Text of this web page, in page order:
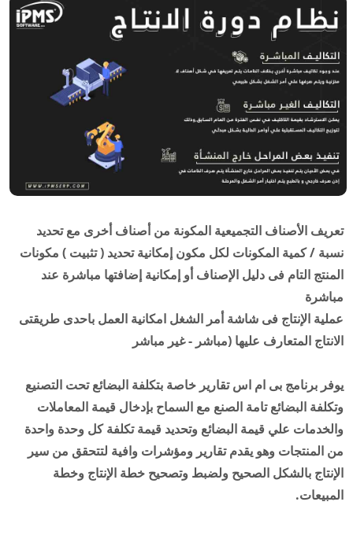
تعريف الأصناف التجميعية المكونة من أصناف أخرى مع تحديد
نسبة / كمية المكونات لكل مكون إمكانية تحديد ( تثبيت ) مكونات
المنتج التام فى دليل الإصناف أو إمكانية إضافتها مباشرة عند
مباشرة
عملية الإنتاج فى شاشة أمر الشغل امكانية العمل باحدى طريقتى
الانتاج المتعارف عليها (مباشر - غير مباشر
يوفر برنامج بى ام اس تقارير خاصة بتكلفة البضائع تحت التصنيع
وتكلفة البضائع تامة الصنع مع السماح بإدخال قيمة المعاملات
والخدمات علي قيمة البضائع وتحديد قيمة تكلفة كل وحدة واحدة
من المنتجات وهو يقدم تقارير ومؤشرات وافية لتتحقق من سير
الإنتاج بالشكل الصحيح ولضبط وتصحيح خطة الإنتاج وخطة
المبيعات.